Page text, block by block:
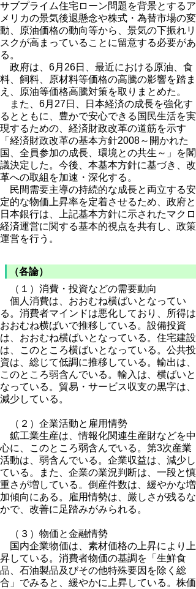
サブプライム住宅ローン問題を背景とするア
メリカの景気後退懸念や株式・為替市場の変
動、原油価格の動向等から、景気の下振れリ
スクが高まっていることに留意する必要があ
る。
政府は、6月26日、最近における原油、食
料、飼料、原材料等価格の高騰の影響を踏ま
え、原油等価格高騰対策を取りまとめた。
また、6月27日、日本経済の成長を強化す
るとともに、豊かで安心できる国民生活を実
現するための、経済財政改革の道筋を示す
「経済財政改革の基本方針2008～開かれた
国、全員参加の成長、環境との共生～」を閣
議決定した。今後、本基本方針に基づき、改
革への取組を加速・深化する。
民間需要主導の持続的な成長と両立する安
定的な物価上昇率を定着させるため、政府と
日本銀行は、上記基本方針に示されたマクロ
経済運営に関する基本的視点を共有し、政策
運営を行う。
（各論）
（１）消費・投資などの需要動向
個人消費は、おおむね横ばいとなってい
る。消費者マインドは悪化しており、所得は
おおむね横ばいで推移している。設備投資
は、おおむね横ばいとなっている。住宅建設
は、このところ横ばいとなっている。公共投
資は、総じて低調に推移している。輸出は、
このところ弱含んでいる。輸入は、横ばいと
なっている。貿易・サービス収支の黒字は、
減少している。
（２）企業活動と雇用情勢
鉱工業生産は、情報化関連生産財などを中
心に、このところ弱含んでいる。第3次産業
活動は、弱含んでいる。企業収益は、減少し
ている。また、企業の業況判断は、一段と慎
重さが増している。倒産件数は、緩やかな増
加傾向にある。雇用情勢は、厳しさが残るな
かで、改善に足踏みがみられる。
（３）物価と金融情勢
国内企業物価は、素材価格の上昇により上
昇している。消費者物価の基調を「生鮮食
品、石油製品及びその他特殊要因を除く総
合」でみると、緩やかに上昇している。株価